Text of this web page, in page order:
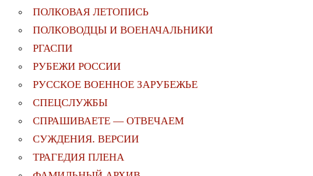
ПОЛКОВАЯ ЛЕТОПИСЬ
ПОЛКОВОДЦЫ И ВОЕНАЧАЛЬНИКИ
РГАСПИ
РУБЕЖИ РОССИИ
РУССКОЕ ВОЕННОЕ ЗАРУБЕЖЬЕ
СПЕЦСЛУЖБЫ
СПРАШИВАЕТЕ — ОТВЕЧАЕМ
СУЖДЕНИЯ. ВЕРСИИ
ТРАГЕДИЯ ПЛЕНА